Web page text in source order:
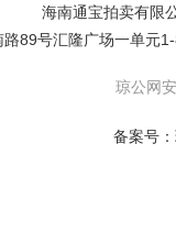
海南通宝拍卖有限
89号汇隆广场一单
琼公网
备案号